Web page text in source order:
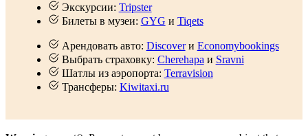
Экскурсии: Tripster
Билеты в музеи: GYG и Tiqets
Арендовать авто: Discoverи Economybookings
Выбрать страховку: Cherehapa и Sravni
Шатлы из аэропорта: Terravision
Трансферы: Kiwitaxi.ru